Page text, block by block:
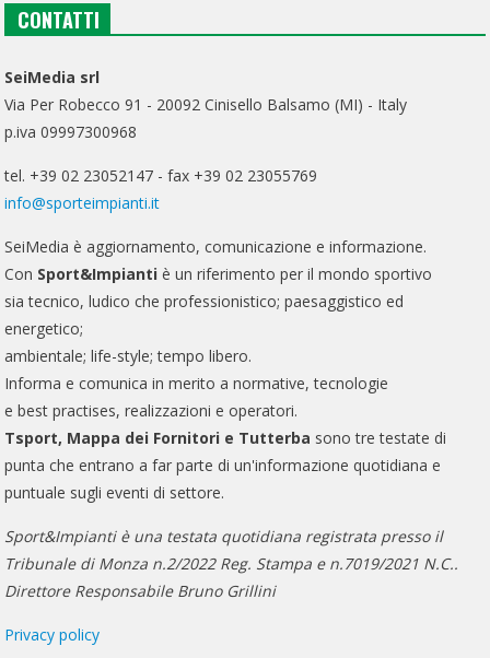
CONTATTI
SeiMedia srl
Via Per Robecco 91 - 20092 Cinisello Balsamo (MI) - Italy
p.iva 09997300968
tel. +39 02 23052147 - fax +39 02 23055769
info@sporteimpianti.it
SeiMedia è aggiornamento, comunicazione e informazione.
Con Sport&Impianti è un riferimento per il mondo sportivo
sia tecnico, ludico che professionistico; paesaggistico ed
energetico;
ambientale; life-style; tempo libero.
Informa e comunica in merito a normative, tecnologie
e best practises, realizzazioni e operatori.
Tsport, Mappa dei Fornitori e Tutterba sono tre testate di
punta che entrano a far parte di un'informazione quotidiana e
puntuale sugli eventi di settore.
Sport&Impianti è una testata quotidiana registrata presso il
Tribunale di Monza n.2/2022 Reg. Stampa e n.7019/2021 N.C..
Direttore Responsabile Bruno Grillini
Privacy policy